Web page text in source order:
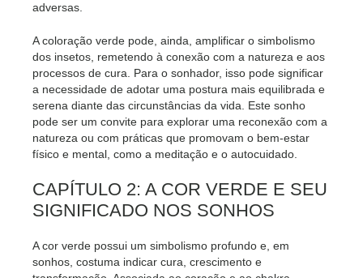
adversas.
A coloração verde pode, ainda, amplificar o simbolismo
dos insetos, remetendo à conexão com a natureza e aos
processos de cura. Para o sonhador, isso pode significar
a necessidade de adotar uma postura mais equilibrada e
serena diante das circunstâncias da vida. Este sonho
pode ser um convite para explorar uma reconexão com a
natureza ou com práticas que promovam o bem-estar
físico e mental, como a meditação e o autocuidado.
CAPÍTULO 2: A COR VERDE E SEU
SIGNIFICADO NOS SONHOS
A cor verde possui um simbolismo profundo e, em
sonhos, costuma indicar cura, crescimento e